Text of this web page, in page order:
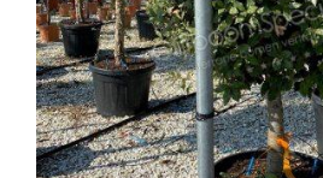
Treesafe
VORSTBESCHERMINGVOORBOMEN.NL
WINTERSCHUTZFUERBAEUME.DE
FROSTPROTECTIONFORTREES.CO.UK
Terracotta
TERRACOTTA.NL
TERRACOTTA.BE
TERRAKOTTA.DE